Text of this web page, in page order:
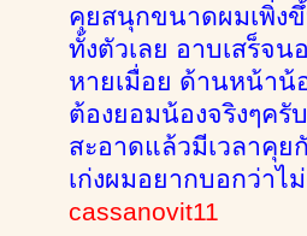
คุยสนุกขนาดผมเพิ่ง
ทั้งตัวเลย อาบเสร็จ
หายเมื่อย ด้านหน้าน้
ต้องยอมน้องจริงๆค
สะอาดแล้วมีเวลาคุ
เก่งผมอยากบอกว่าไ
cassanovit11